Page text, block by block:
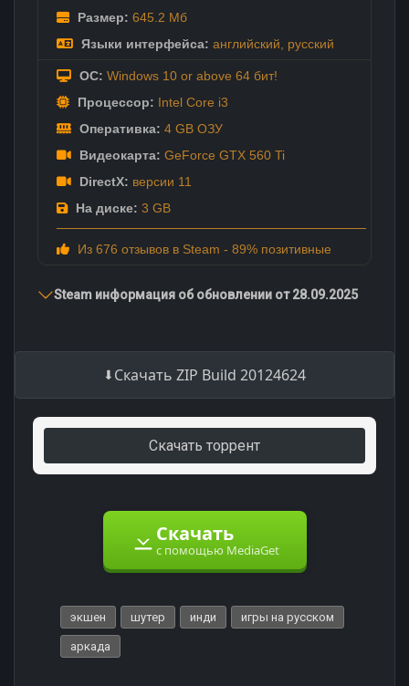
Размер: 645.2 Мб
Языки интерфейса: английский русский
ОС: Windows 10 or above 64 бит!
Процессор: Intel Core i3
Оперативка: 4 GB ОЗУ
Видеокарта: GeForce GTX 560 Ti
DirectX: версии 11
На диске: 3 GB
Из 676 отзывов в Steam - 89% позитивные
Steam информация об обновлении от 28.09.2025
Скачать ZIP Build 20124624
Скачать торрент
Скачать
с помощью MediaGet
экшен шутер инди игры на русском
аркада